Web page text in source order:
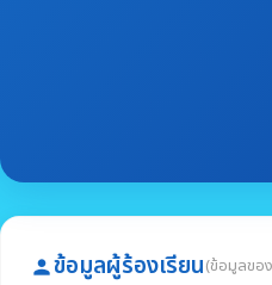
personข้อมูลผู้ร้องเรียน(ข้อมูลขอ